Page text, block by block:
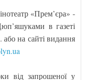
«Прем’єра» -
в газеті
на сайті видання
від запрошеної у